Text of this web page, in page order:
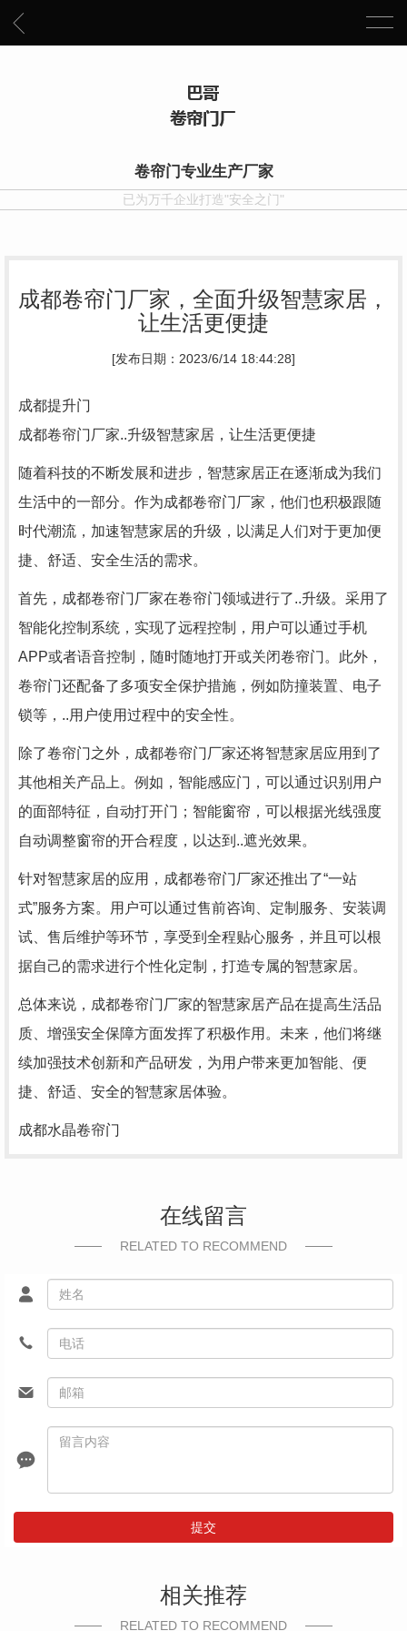
卷帘门专业生产厂家
已为万千企业打造"安全之门"
成都卷帘门厂家，全面升级智慧家居，
让生活更便捷
[发布日期：2023/6/14 18:44:28]
成都提升门
成都卷帘门厂家..升级智慧家居，让生活更便捷
随着科技的不断发展和进步，智慧家居正在逐渐成为我们
生活中的一部分。作为成都卷帘门厂家，他们也积极跟随
时代潮流，加速智慧家居的升级，以满足人们对于更加便
捷、舒适、安全生活的需求。
首先，成都卷帘门厂家在卷帘门领域进行了..升级。采用了
智能化控制系统，实现了远程控制，用户可以通过手机
APP或者语音控制，随时随地打开或关闭卷帘门。此外，
卷帘门还配备了多项安全保护措施，例如防撞装置、电子
锁等，..用户使用过程中的安全性。
除了卷帘门之外，成都卷帘门厂家还将智慧家居应用到了
其他相关产品上。例如，智能感应门，可以通过识别用户
的面部特征，自动打开门；智能窗帘，可以根据光线强度
自动调整窗帘的开合程度，以达到..遮光效果。
针对智慧家居的应用，成都卷帘门厂家还推出了“一站
式”服务方案。用户可以通过售前咨询、定制服务、安装调
试、售后维护等环节，享受到全程贴心服务，并且可以根
据自己的需求进行个性化定制，打造专属的智慧家居。
总体来说，成都卷帘门厂家的智慧家居产品在提高生活品
质、增强安全保障方面发挥了积极作用。未来，他们将继
续加强技术创新和产品研发，为用户带来更加智能、便
捷、舒适、安全的智慧家居体验。
成都水晶卷帘门
在线留言
RELATED TO RECOMMEND
提交
相关推荐
RELATED TO RECOMMEND